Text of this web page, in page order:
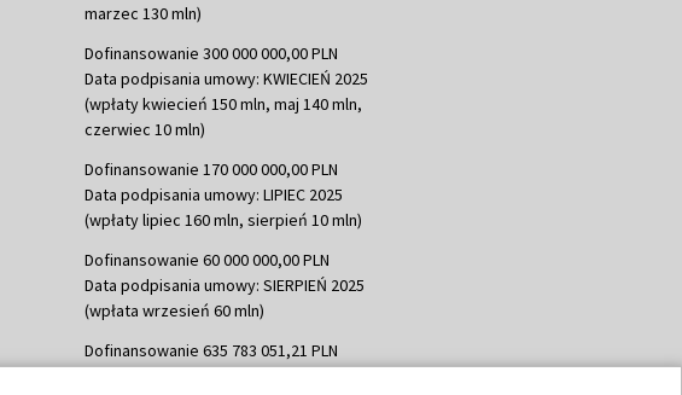
marzec 130 mln)
Dofinansowanie 300 000 000,00 PLN
Data podpisania umowy: KWIECIEŃ 2025
(wpłaty kwiecień 150 mln, maj 140 mln,
czerwiec 10 mln)
Dofinansowanie 170 000 000,00 PLN
Data podpisania umowy: LIPIEC 2025
(wpłaty lipiec 160 mln, sierpień 10 mln)
Dofinansowanie 60 000 000,00 PLN
Data podpisania umowy: SIERPIEŃ 2025
(wpłata wrzesień 60 mln)
Dofinansowanie 635 783 051,21 PLN